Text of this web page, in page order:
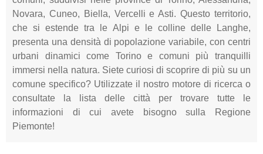
Novara, Cuneo, Biella, Vercelli e Asti. Questo territorio,
che si estende tra le Alpi e le colline delle Langhe,
presenta una densità di popolazione variabile, con centri
urbani dinamici come Torino e comuni più tranquilli
immersi nella natura. Siete curiosi di scoprire di più su un
comune specifico? Utilizzate il nostro motore di ricerca o
consultate la lista delle città per trovare tutte le
informazioni di cui avete bisogno sulla Regione
Piemonte!